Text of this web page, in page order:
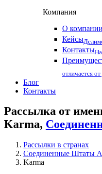
Компания
О компании
Кейсы
Контакты
отличается
Блог
Контакты
Рассылка от
Karma,
Рассылки в странах
Соединенные Штаты
Karma